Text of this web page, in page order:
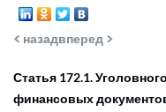
< назадвперед >
Статья 172.1.
финансовых